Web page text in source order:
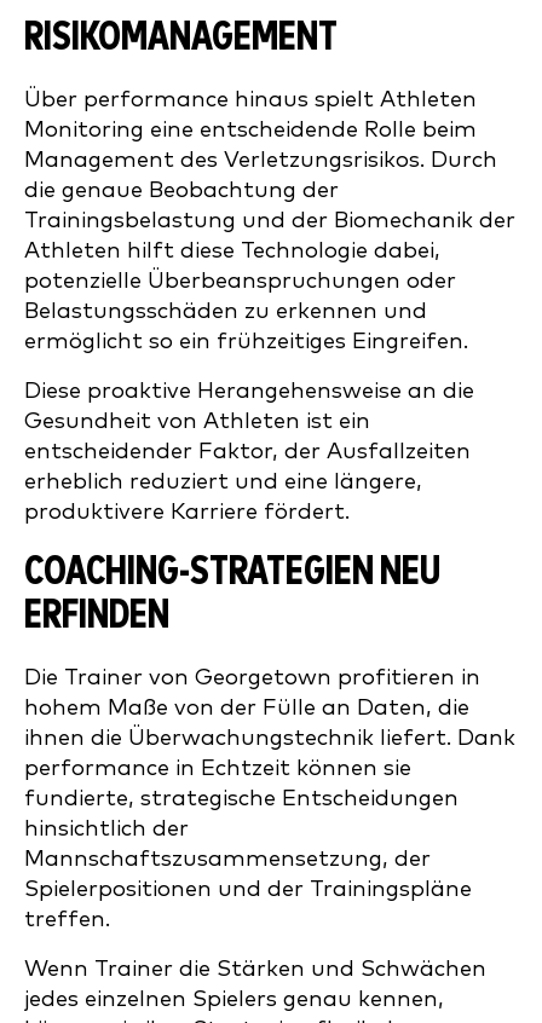
RISIKOMANAGEMENT
Über performance hinaus spielt Athleten
Monitoring eine entscheidende Rolle beim
Management des Verletzungsrisikos. Durch
die genaue Beobachtung der
Trainingsbelastung und der Biomechanik der
Athleten hilft diese Technologie dabei,
potenzielle Überbeanspruchungen oder
Belastungsschäden zu erkennen und
ermöglicht so ein frühzeitiges Eingreifen.
Diese proaktive Herangehensweise an die
Gesundheit von Athleten ist ein
entscheidender Faktor, der Ausfallzeiten
erheblich reduziert und eine längere,
produktivere Karriere fördert.
COACHING-STRATEGIEN NEU
ERFINDEN
Die Trainer von Georgetown profitieren in
hohem Maße von der Fülle an Daten, die
ihnen die Überwachungstechnik liefert. Dank
performance in Echtzeit können sie
fundierte, strategische Entscheidungen
hinsichtlich der
Mannschaftszusammensetzung, der
Spielerpositionen und der Trainingspläne
treffen.
Wenn Trainer die Stärken und Schwächen
jedes einzelnen Spielers genau kennen,